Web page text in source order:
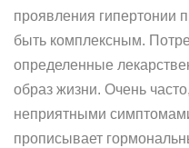
проявления гипертонии
быть комплексным.
определенные
образ жизни. Очень
неприятными
прописывает